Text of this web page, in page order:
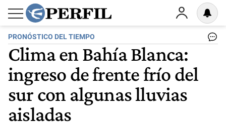
PRONÓSTICO DEL TIEMPO
Clima en Bahía Blanca:
ingreso de frente frío del
sur con algunas lluvias
aisladas